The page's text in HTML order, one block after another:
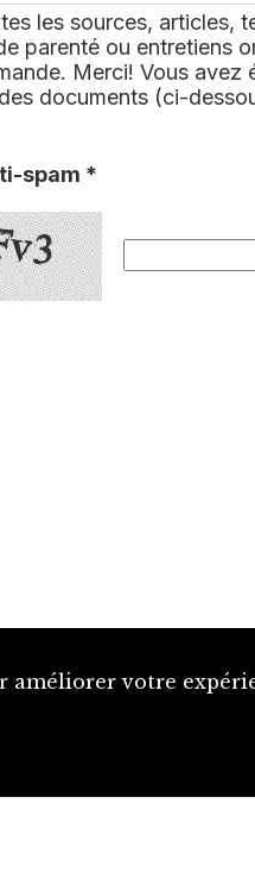
les sources, articles,
parenté ou entretiens
Merci! Vous avez
documents (ci-
spam *
améliorer votre